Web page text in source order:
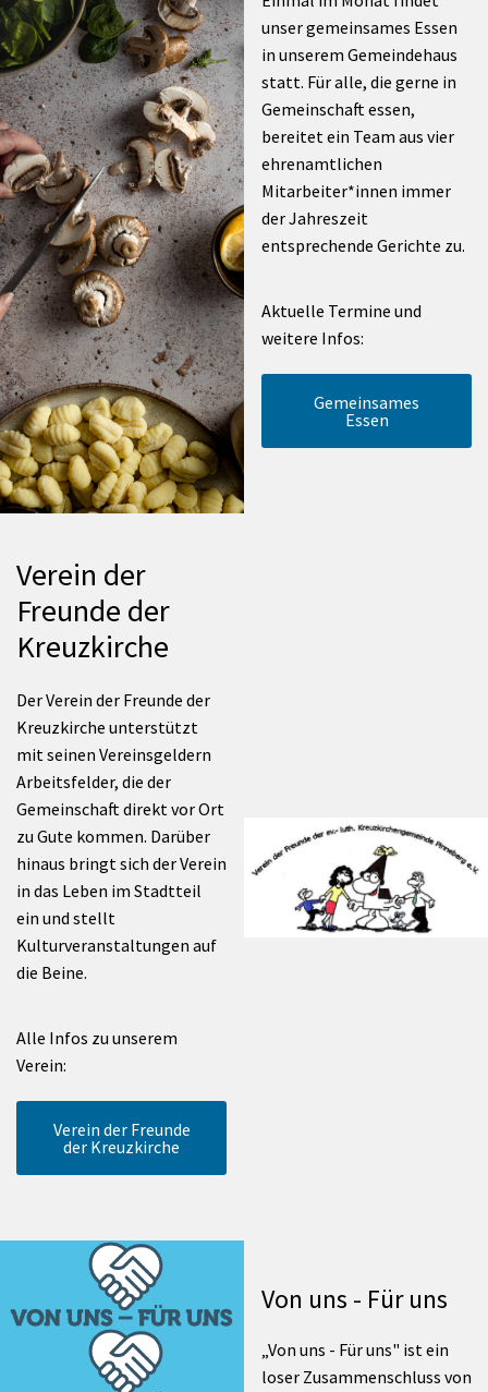
unser gemeinsames Essen
in unserem Gemeindehaus
statt. Für alle, die gerne in
Gemeinschaft essen,
bereitet ein Team aus vier
ehrenamtlichen
Mitarbeiter*innen immer
der Jahreszeit
entsprechende Gerichte zu.
Aktuelle Termine und
weitere Infos:
Gemeinsames
Essen
Verein der
Freunde der
Kreuzkirche
Der Verein der Freunde der
Kreuzkirche unterstützt
mit seinen Vereinsgeldern
Arbeitsfelder, die der
Gemeinschaft direkt vor Ort
zu Gute kommen. Darüber
hinaus bringt sich der Verein
in das Leben im Stadtteil
ein und stellt
Kulturveranstaltungen auf
die Beine.
Alle Infos zu unserem
Verein:
Verein der Freunde
der Kreuzkirche
Von uns - Für uns
„Von uns - Für uns" ist ein
loser Zusammenschluss von